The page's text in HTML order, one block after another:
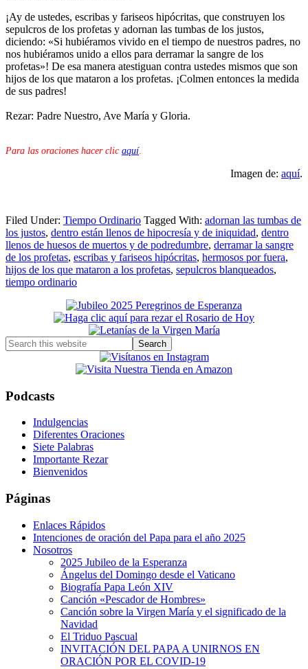
¡Ay de ustedes, escribas y fariseos hipócritas, que construyen los
sepulcros de los profetas y adornan las tumbas de los justos,
diciendo: «Si hubiéramos vivido en el tiempo de nuestros padres, no
nos hubiéramos unido a ellos para derramar la sangre de los
profetas»! De esa manera atestiguan contra ustedes mismos que son
hijos de los que mataron a los profetas. ¡Colmen entonces la medida
de sus padres!
Rezar: Padre Nuestro, Ave María y Gloria.
Para las oraciones hacer clic aquí.
Imagen de: aquí.
Filed Under: Tiempo Ordinario Tagged With: adornan las tumbas de
los justos, dentro están llenos de hipocresía y de iniquidad, dentro
llenos de huesos de muertos y de podredumbre, derramar la sangre
de los profetas, escribas y fariseos hipócritas, hermosos por fuera,
hijos de los que mataron a los profetas, sepulcros blanqueados,
tiempo ordinario
Primary
Sidebar
Search
this
Podcasts
Indulgencias
Diferentes Oraciones
Siete Palabras
Importante Rezar
Bienvenidos
Páginas
Enlaces Rápidos
Intenciones de oración del Papa para el año 2025
Nosotros
2025 Jubileo de la Esperanza
Ángelus del Domingo desde el Vaticano
Biografía Papa León XIV
Canción «Pescador de Hombres»
Canción sobre la Virgen María y el significado de la
Navidad
El Triduo Pascual
INVITACIÓN DEL PAPA A UNIRNOS EN
ORACIÓN POR EL COVID-19